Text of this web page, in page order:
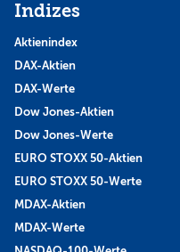
Indizes
Aktienindex
DAX-Aktien
DAX-Werte
Dow Jones-Aktien
Dow Jones-Werte
EURO STOXX 50-Aktien
EURO STOXX 50-Werte
MDAX-Aktien
MDAX-Werte